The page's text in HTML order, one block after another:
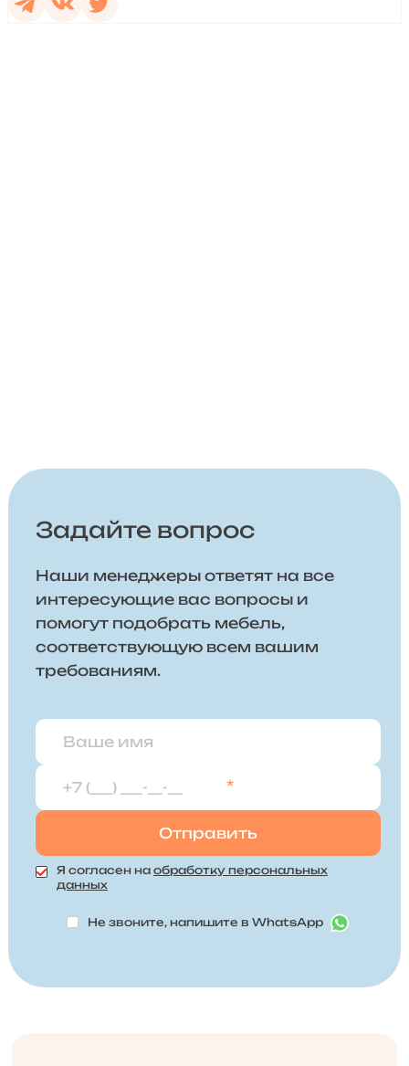
Задайте вопрос
Наши менеджеры ответят на все
интересующие вас вопросы и
помогут подобрать мебель,
соответствующую всем вашим
требованиям.
*
Я согласен на обработку персональных
данных
Не звоните, напишите в WhatsApp